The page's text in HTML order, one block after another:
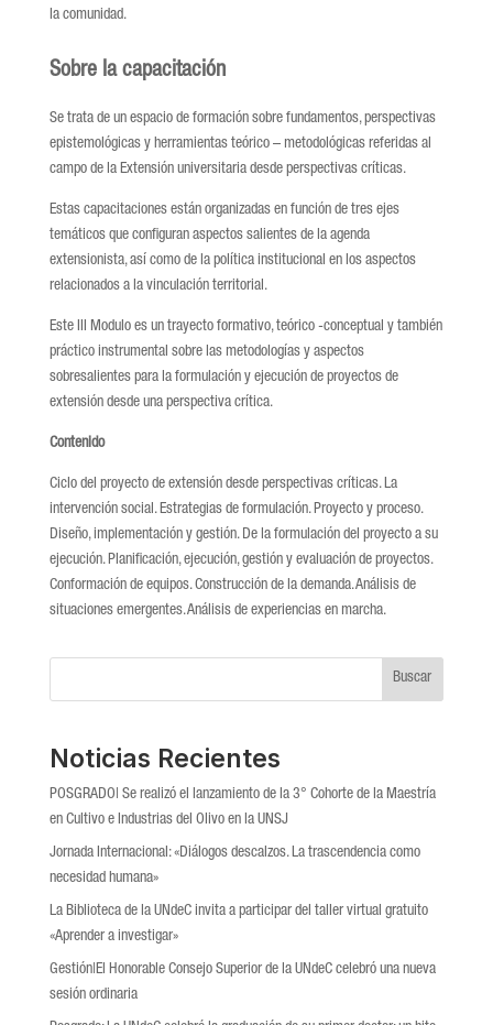
la comunidad.
Sobre la capacitación
Se trata de un espacio de formación sobre fundamentos, perspectivas
epistemológicas y herramientas teórico – metodológicas referidas al
campo de la Extensión universitaria desde perspectivas críticas.
Estas capacitaciones están organizadas en función de tres ejes
temáticos que configuran aspectos salientes de la agenda
extensionista, así como de la política institucional en los aspectos
relacionados a la vinculación territorial.
Este III Modulo es un trayecto formativo, teórico -conceptual y también
práctico instrumental sobre las metodologías y aspectos
sobresalientes para la formulación y ejecución de proyectos de
extensión desde una perspectiva crítica.
Contenido
Ciclo del proyecto de extensión desde perspectivas críticas. La
intervención social. Estrategias de formulación. Proyecto y proceso.
Diseño, implementación y gestión. De la formulación del proyecto a su
ejecución. Planificación, ejecución, gestión y evaluación de proyectos.
Conformación de equipos. Construcción de la demanda. Análisis de
situaciones emergentes. Análisis de experiencias en marcha.
Buscar
Noticias Recientes
POSGRADO| Se realizó el lanzamiento de la 3° Cohorte de la Maestría
en Cultivo e Industrias del Olivo en la UNSJ
Jornada Internacional: «Diálogos descalzos. La trascendencia como
necesidad humana»
La Biblioteca de la UNdeC invita a participar del taller virtual gratuito
«Aprender a investigar»
Gestión|El Honorable Consejo Superior de la UNdeC celebró una nueva
sesión ordinaria